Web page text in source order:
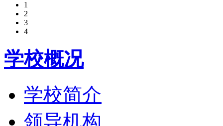
1
2
3
4
学校概况
学校简介
领导机构